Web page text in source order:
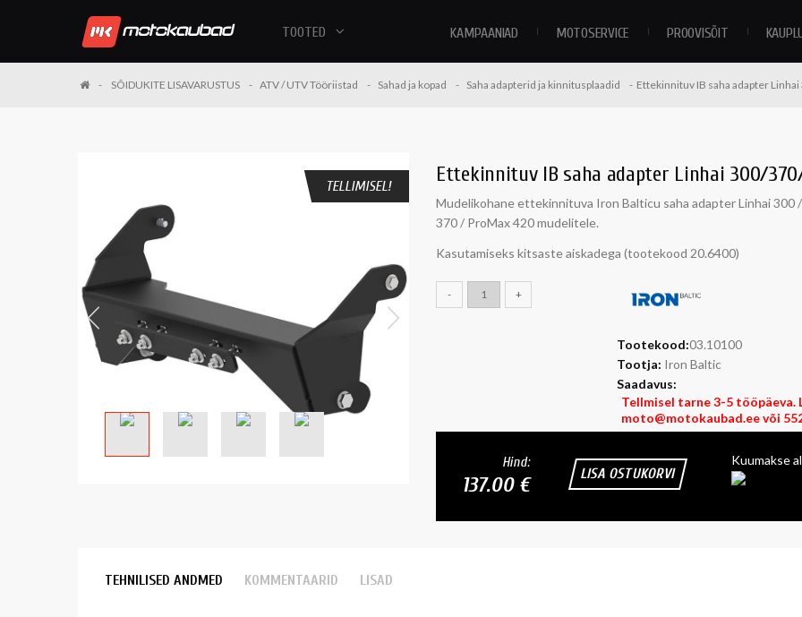
KAMPAANIAD MOTOSERVICE PROOVISÕIT
TOOTED
SÕIDUKITE LISAVARUSTUS ATV / UTV Tööriistad Sahad ja kopad Saha adapterid ja kinnitusplaadid Ettekinnituv IB saha adapter
TELLIMISEL! Ettekinnituv IB saha adapter Linhai 300/
Mudelikohane ettekinnituva Iron Balticu saha adapter Linhai 300
370 / ProMax 420 mudelitele.
Kasutamiseks kitsaste aiskadega (tootekood 20.6400)
Tootekood:03.10100
Tootja: Iron Baltic
Saadavus:
Tellmisel tarne 3-5 tööpäeva.
moto@motokaubad.ee või
- +
Hind:
137.00 €
Kuumakse
LISA OSTUKORVI
TEHNILISED ANDMED KOMMENTAARID LISAD